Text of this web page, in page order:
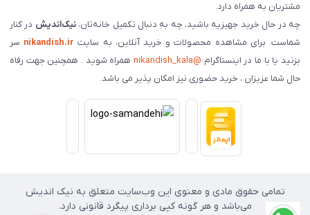
مشتریان به همراه دارد.
چه در حال خرید جهیزیه باشید، چه به دنبال تکمیل خانه‌تان،نیک‌اندیش در کنار
شماست. برای مشاهده محصولات و خرید آنلاین، به سایت nikandish.ir سر
بزنید یا با ما در اینستاگرام @nikandish_kala
همراه شوید . همچنین جهت رفاه
حال شما عزیزان ، خرید حضوری نیز امکان پذیر می باشد.
تمامی حقوق مادی و معنوی این وب‌سایت متعلق به نیک اندیش
می‌باشد و هر گونه کپی برداری پیگرد قانونی دارد.